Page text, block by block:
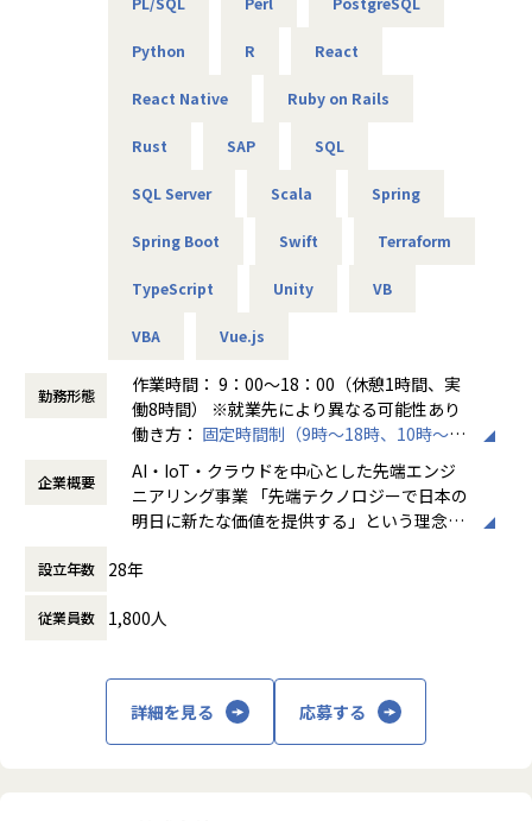
（AIエンジニアコース/IT パスポート試験+基本情報技術者試
1ヵ月半～2ヵ月に1度のペースで営業担当による技術者へ
不満・不安をヒアリングすると同時に、自分が歩んでいき
持に繋げています。
★リーダーによるフォロー
経験のある技術者をリーダーに任命し、技術者のフォロー
ができる体制を整えています。
リーダーと営業は月に1度会議の場を設けており、情報共
有を行っております。
【業務の変更の範囲】
無
Python R React
React Native Ruby on Rails
Rust SAP SQL
SQL Server Scala Spring
Spring Boot Swift Terraform
TypeScript Unity VB
VBA Vue.js
勤務形態
作業時間： 9：00～18：00（休憩1時間、実
働8時間） ※就業先により異なる可能性あり
働き方： 固定時間制（9時～18時、10時～19
時間外労働の有無： 有（月平均20時間～30
時間）
休憩時間： 60分
企業概要
AI・IoT・クラウドを中心とした先端エンジ
ニアリング事業 「先端テクノロジーで日本の
明日に新たな価値を提供する」という理念を
た先端テクノロジーの中で「ジャパニアスだ
アリング業界から必要とされ続ける会社を目
設立年数 28年
従業員数 1,800人
詳細を見る 応募する